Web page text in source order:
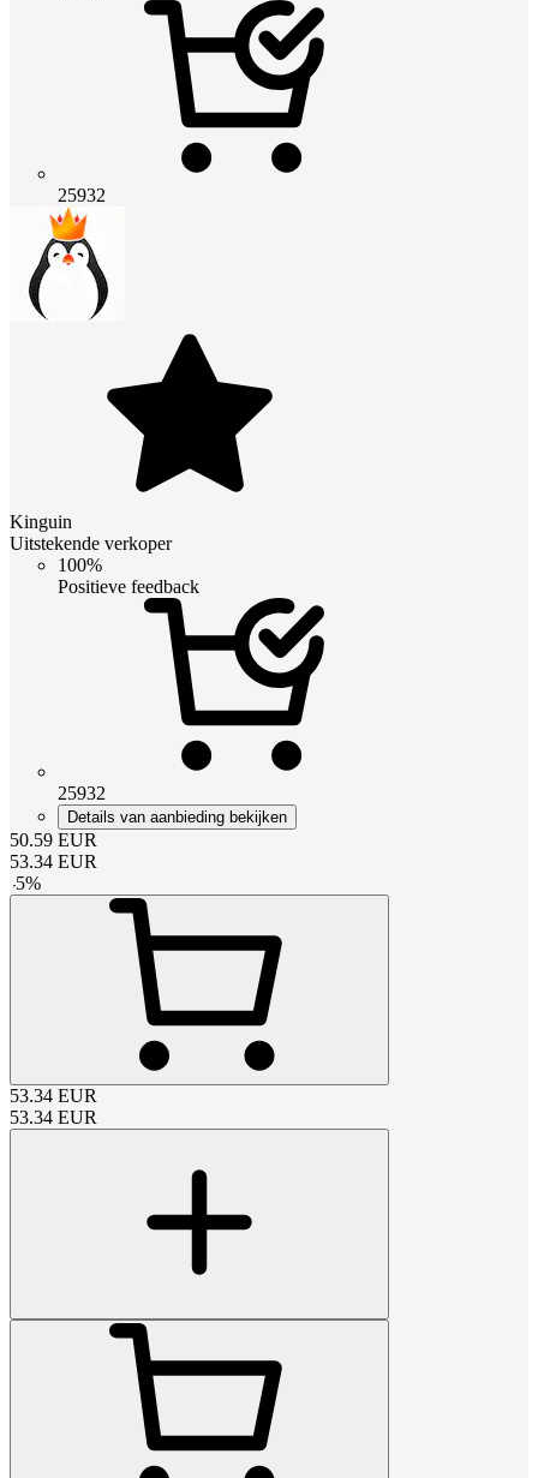
25932
Kinguin
Uitstekende verkoper
100%
Positieve feedback
25932
Details van aanbieding bekijken
50.59 EUR
53.34 EUR
-5%
53.34 EUR
53.34 EUR